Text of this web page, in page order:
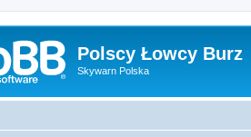
Polscy Łowcy Burz
Skywarn Polska